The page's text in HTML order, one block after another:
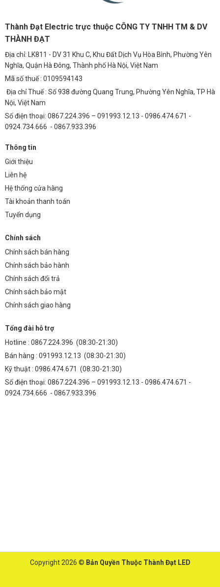
Thành Đạt Electric trực thuộc CÔNG TY TNHH TM & DV
THÀNH ĐẠT
Địa chỉ: LK811 - DV 31 Khu C, Khu Đất Dịch Vụ Hòa Bình, Phường Yên
Nghĩa, Quận Hà Đông, Thành phố Hà Nội, Việt Nam
Mã số thuế : 0109594143
Địa chỉ Thuế : Số 938 đường Quang Trung, Phường Yên Nghĩa, TP Hà
Nội, Việt Nam
Số điện thoại: 0867.224.396 – 091993.12.13 - 0986.474.671 -
0924.734.666 - 0867.933.396
Thông tin
Giới thiệu
Liên hệ
Hệ thống cửa hàng
Tài khoản thanh toán
Tuyển dụng
Chính sách
Chính sách bán hàng
Chính sách bảo hành
Chính sách đổi trả
Chính sách bảo mật
Chính sách giao hàng
Tổng đài hỗ trợ
Hotline : 0867.224.396 (08:30-21:30)
Bán hàng : 091993.12.13 (08:30-21:30)
Kỹ thuật : 0986.474.671 (08:30-21:30)
Số điện thoại: 0867.224.396 – 091993.12.13 - 0986.474.671 -
0924.734.666 - 0867.933.396
Copyright 2026 © Bản Quyền Thuộc Thành Đạt LED